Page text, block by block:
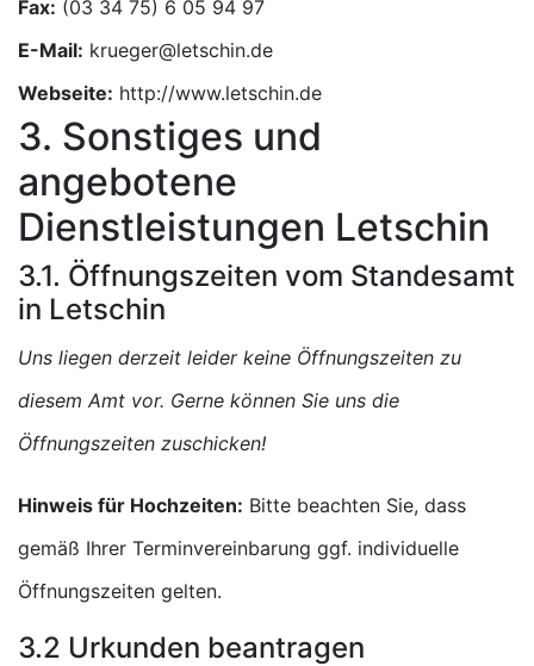
Fax:
E-Mail:
Webseite: http://www.letschin.de
3. Sonstiges und
angebotene
Dienstleistungen Letschin
3.1. Öffnungszeiten vom Standesamt
in Letschin
Uns liegen derzeit leider keine Öffnungszeiten zu
diesem Amt vor. Gerne können Sie uns die
Öffnungszeiten zuschicken!
Hinweis für Hochzeiten: Bitte beachten Sie, dass
gemäß Ihrer Terminvereinbarung ggf. individuelle
Öffnungszeiten gelten.
3.2 Urkunden beantragen